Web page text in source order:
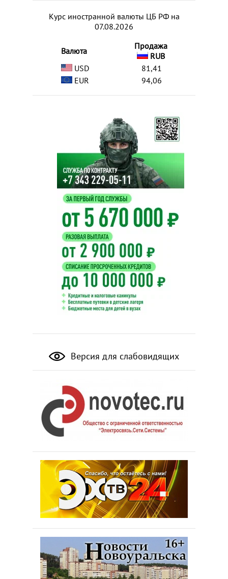
Курс иностранной валюты ЦБ РФ на
07.08.2026
Валюта
Продажа
RUB
USD
81,41
EUR
94,06
Версия для слабовидящих